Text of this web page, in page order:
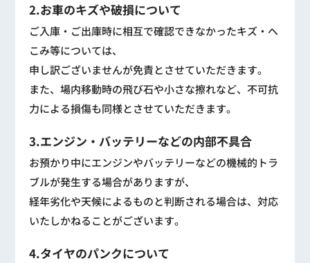
2.お車のキズや破損について
ご入庫・ご出庫時に相互で確認できなかったキズ・へ
こみ等については、
申し訳ございませんが免責とさせていただきます。
また、場内移動時の飛び石や小さな擦れなど、不可抗
力による損傷も同様とさせていただきます。
3.エンジン・バッテリーなどの内部不具合
お預かり中にエンジンやバッテリーなどの機械的トラ
ブルが発生する場合がありますが、
経年劣化や天候によるものと判断される場合は、対応
いたしかねることがございます。
4.タイヤのパンクについて